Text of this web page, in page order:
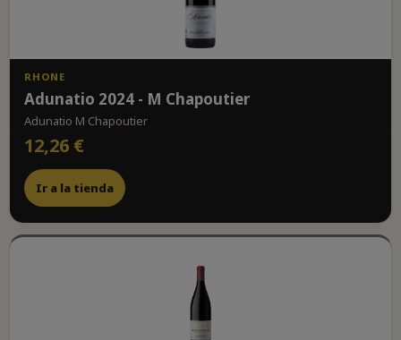
RHONE
Adunatio 2024 - M Chapoutier
Adunatio M Chapoutier
12,26 €
Ir a la tienda